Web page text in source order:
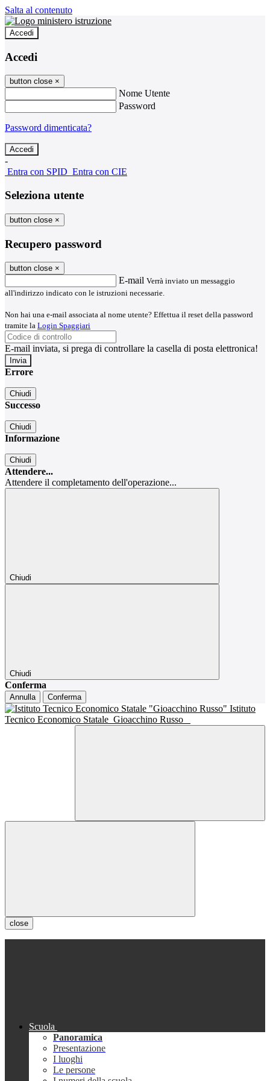
Salta al contenuto
Accedi
Accedi
button close ×
Nome Utente
Password
Password dimenticata?
-
Entra con SPID Entra con CIE
Seleziona utente
button close ×
Recupero password
button close ×
E-mail Verrà inviato un messaggio
all'indirizzo indicato con le istruzioni necessarie.
Non hai una e-mail associata al nome utente? Effettua il reset della password
tramite la Login Spaggiari
E-mail inviata, si prega di controllare la casella di posta elettronica!
Errore
Chiudi
Successo
Chiudi
Informazione
Chiudi
Attendere...
Attendere il completamento dell'operazione...
Chiudi
Chiudi
Conferma
Annulla Conferma
Istituto
Tecnico Economico Statale Gioacchino Russo
close
Scuola
Panoramica
Presentazione
I luoghi
Le persone